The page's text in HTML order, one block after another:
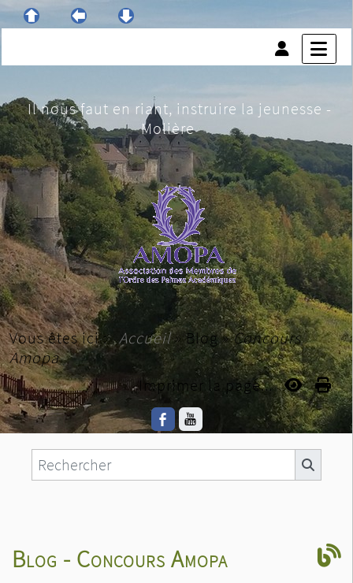
Il nous faut en riant, instruire la jeunesse -
Molière
Vous êtes ici :Accueil»Blog»Concours
Amopa
Imprimer la page...
Blog - Concours Amopa